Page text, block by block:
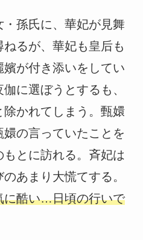
孫氏に、華妃が見舞
るが、華妃も皇后も
が付き添いをしてい
に選ぼうとするも、
かれてしまう。甄嬛
の言っていたことを
とに訪れる。斉妃は
あまり大慌てする。
に酷い…日頃の行いで